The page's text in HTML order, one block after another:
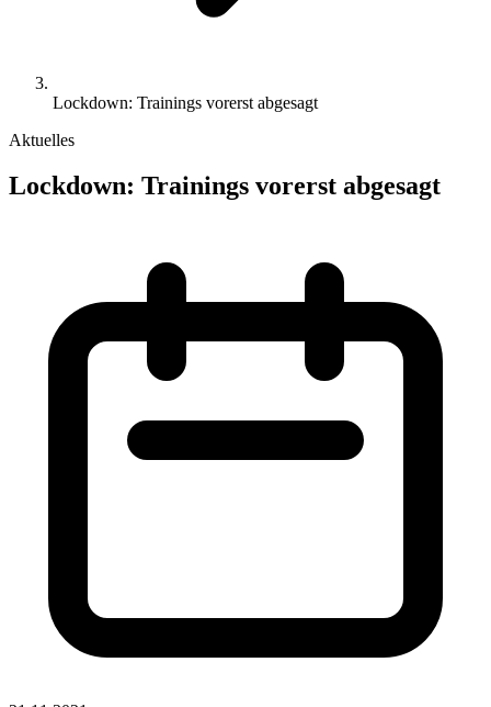
Lockdown: Trainings vorerst abgesagt
Aktuelles
Lockdown: Trainings vorerst abgesagt